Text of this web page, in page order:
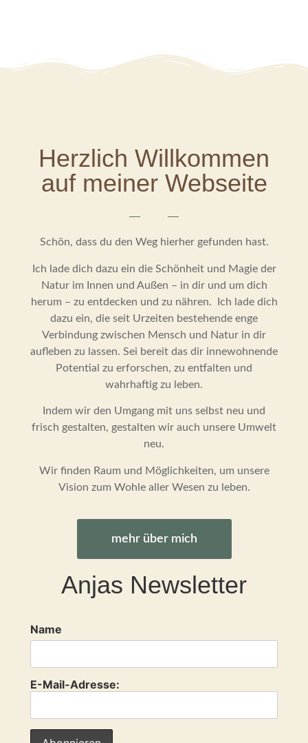
Herzlich Willkommen
auf meiner Webseite
Schön, dass du den Weg hierher gefunden hast.
Ich lade dich dazu ein die Schönheit und Magie der
Natur im Innen und Außen – in dir und um dich
herum – zu entdecken und zu nähren. Ich lade dich
dazu ein, die seit Urzeiten bestehende enge
Verbindung zwischen Mensch und Natur in dir
aufleben zu lassen. Sei bereit das dir innewohnende
Potential zu erforschen, zu entfalten und
wahrhaftig zu leben.
Indem wir den Umgang mit uns selbst neu und
frisch gestalten, gestalten wir auch unsere Umwelt
neu.
Wir finden Raum und Möglichkeiten, um unsere
Vision zum Wohle aller Wesen zu leben.
mehr über mich
Anjas Newsletter
Name
E-Mail-Adresse: